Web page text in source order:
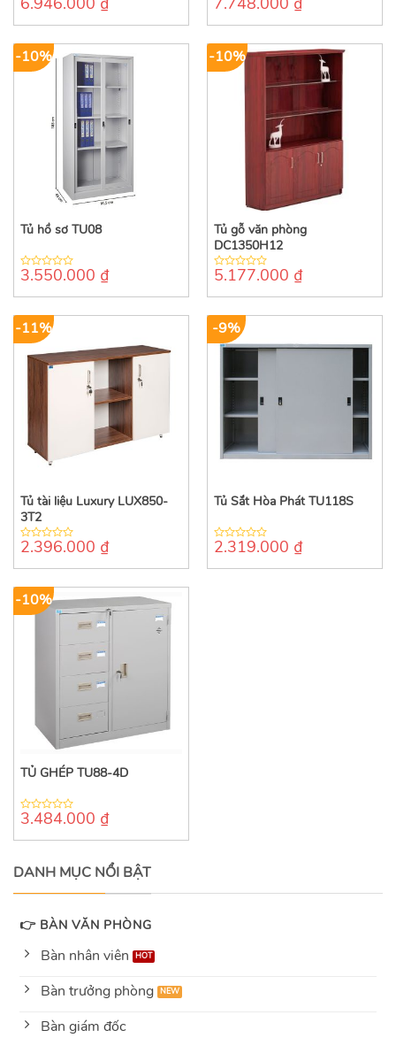
0
of
0
of
-10%
Tủ hồ sơ TU08
0
of
3.550.000 ₫
-10%
Tủ gỗ văn phòng
DC1350H12
0
of
5.177.000 ₫
-11%
Tủ tài liệu Luxury LUX850-
3T2
0
of
2.396.000 ₫
-9%
Tủ Sắt Hòa Phát TU118S
0
of
2.319.000 ₫
-10%
TỦ GHÉP TU88-4D
0
of
3.484.000 ₫
DANH MỤC NỔI BẬT
👉 BÀN VĂN PHÒNG
Bàn nhân viên
Bàn trưởng phòng
Bàn giám đốc